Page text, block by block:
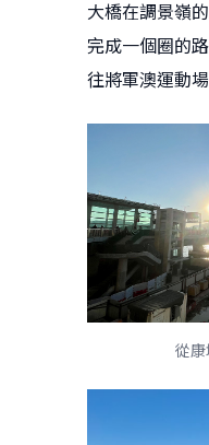
大橋在調景嶺
完成一個圈的
往將軍澳運動場
從